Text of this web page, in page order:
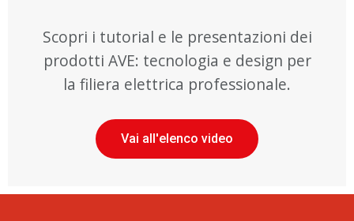
Scopri i tutorial e le presentazioni dei
prodotti AVE: tecnologia e design per
la filiera elettrica professionale.
Vai all'elenco video